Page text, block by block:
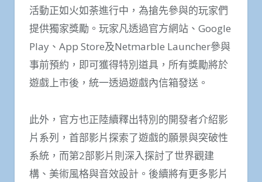
活動正如火如荼進行中，為搶先參與的玩家們
提供獨家獎勵。玩家凡透過官方網站、Google
Play、App Store及Netmarble Launcher參與
事前預約，即可獲得特別道具，所有獎勵將於
遊戲上市後，統一透過遊戲內信箱發送。
此外，官方也正陸續釋出特別的開發者介紹影
片系列，首部影片探索了遊戲的願景與突破性
系統，而第2部影片則深入探討了世界觀建
構、美術風格與音效設計。後續將有更多影片